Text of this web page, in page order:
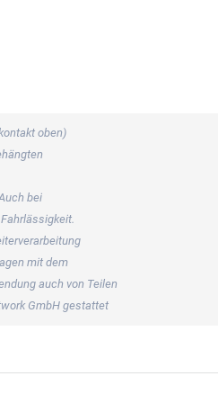
oben)
bei
mit dem
auch von Teilen
GmbH gestattet